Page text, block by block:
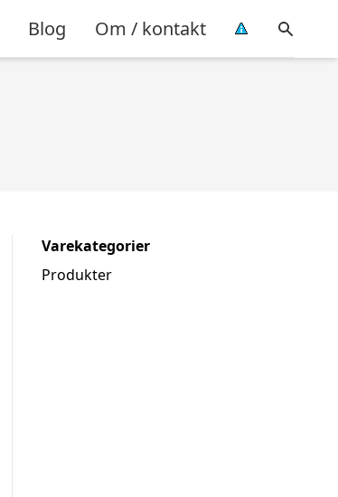
Blog Om / kontakt
Varekategorier
Produkter